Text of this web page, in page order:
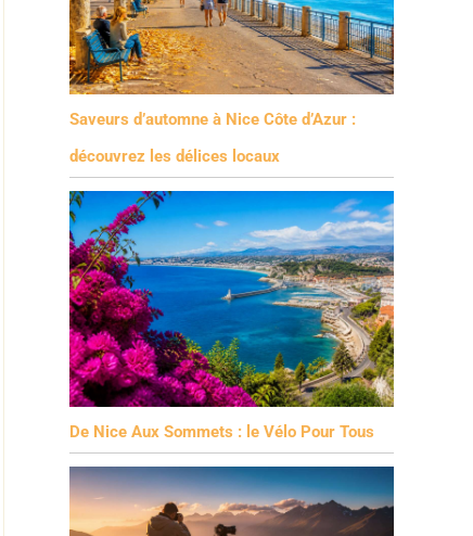
Saveurs d’automne à Nice Côte d’Azur :
découvrez les délices locaux
De Nice Aux Sommets : le Vélo Pour Tous